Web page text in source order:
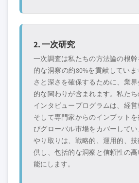
2. 一次研究
一次調査は私たちの方法論の根
的な洞察の約80%を貢献してい
さと深さを確保するために、業
的な関わりが含まれます。私た
インタビュープログラムは、経営
そして専門家からのインプット
びグローバル市場をカバーして
やり取りは、戦略的、運用的、
供し、包括的な洞察と信頼性の
能にします。